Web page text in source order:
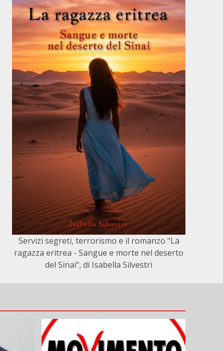
Servizi segreti, terrorismo e il romanzo "La
ragazza eritrea - Sangue e morte nel deserto
del Sinai", di Isabella Silvestri